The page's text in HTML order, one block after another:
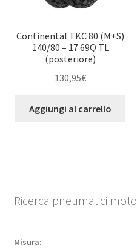
Continental TKC 80 (M+S)
140/80 – 17 69Q TL
(posteriore)
130,95€
Aggiungi al carrello
Ricerca pneumatici moto
Misura: